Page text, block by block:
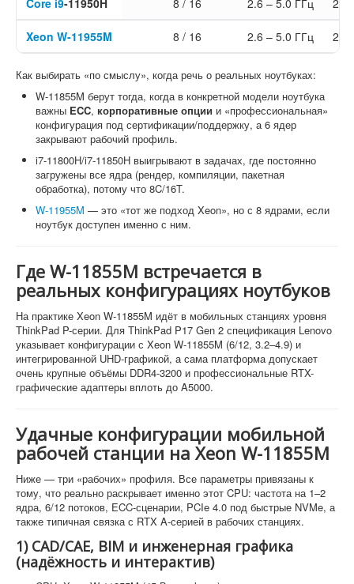
Core i9-11950H 8 / 16 2.6 – 5.0 ГГц 24
Xeon W-11955M 8 / 16 2.6 – 5.0 ГГц 24
Как выбирать «по смыслу», когда речь о реальных ноутбуках:
W-11855M берут тогда, когда в конкретной модели ноутбука
важны ECC, корпоративные опции и «профессиональная»
конфигурация под сертификации/поддержку, а 6 ядер
закрывают рабочий профиль.
i7-11800H/i7-11850H выигрывают в задачах, где постоянно
загружены все ядра (рендер, компиляции, пакетная
обработка), потому что 8C/16T.
W-11955M — это «тот же подход Xeon», но с 8 ядрами, если
ноутбук доступен именно с ним.
Где W-11855M встречается в
реальных конфигурациях ноутбуков
На практике Xeon W-11855M идёт в мобильных станциях уровня
ThinkPad P-серии. Для ThinkPad P17 Gen 2 спецификация Lenovo
указывает конфигурации с Xeon W-11855M (6/12, 3.2–4.9) и
интегрированной UHD-графикой, а сама платформа допускает
очень крупные объёмы DDR4-3200 и профессиональные RTX-
графические адаптеры вплоть до A5000.
Удачные конфигурации мобильной
рабочей станции на Xeon W-11855M
Ниже — три «рабочих» профиля. Все параметры привязаны к
тому, что реально раскрывает именно этот CPU: частота на 1–2
ядра, 6/12 потоков, ECC-сценарии, PCIe 4.0 под быстрые NVMe, а
также типичная связка с RTX A-серией в рабочих станциях.
1) CAD/CAE, BIM и инженерная графика
(надёжность и интерактив)